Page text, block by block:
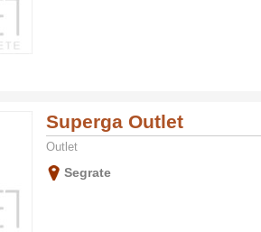
Superga Outlet
Outlet
Segrate